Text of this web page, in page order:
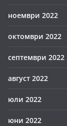
ноември 2022
октомври 2022
септември 2022
август 2022
юли 2022
юни 2022